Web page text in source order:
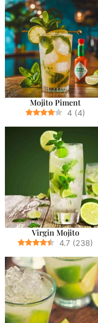
Mojito Piment
4 (4)
Virgin Mojito
4.7 (238)